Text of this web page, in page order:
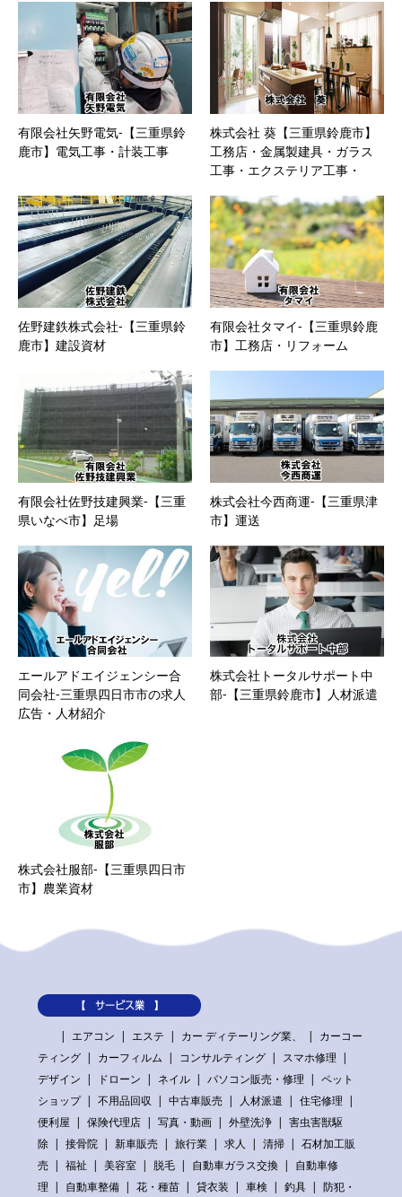
有限会社矢野電気-【三重県鈴
鹿市】電気工事・計装工事
株式会社 葵【三重県鈴鹿市】
工務店・金属製建具・ガラス
工事・エクステリア工事・
販売・住宅設備機器販売・プ
レカット材販売
佐野建鉄株式会社-【三重県鈴
鹿市】建設資材
有限会社タマイ-【三重県鈴鹿
市】工務店・リフォーム
有限会社佐野技建興業-【三重
県いなべ市】足場
株式会社今西商運-【三重県津
市】運送
エールアドエイジェンシー合
同会社-三重県四日市市の求人
広告・人材紹介
株式会社トータルサポート中
部-【三重県鈴鹿市】人材派遣
株式会社服部-【三重県四日市
市】農業資材
【 サービス業 】
エアコン
エステ カー ディテーリング業、
カーコー
ティング
カーフィルム コンサルティング
スマホ修理
デザイン
ドローン ネイル パソコン販売・修理
ペット
ショップ
不用品回収 中古車販売 人材派遣
住宅修理
便利屋
保険代理店 写真・動画 外壁洗浄
害虫害獣駆
除
接骨院 新車販売 旅行業 求人 清掃
石材加工販
売
福祉 美容室 脱毛 自動車ガラス交換
自動車修
理
自動車整備 花・種苗 貸衣装 車検 釣具 防犯・